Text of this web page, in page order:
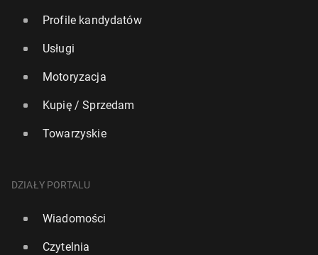
Igrzy­ska 2026: WADA zbada do­nie­sie­nia o po­więk­
Profile kandydatów
Usługi
Motoryzacja
Kupię / Sprzedam
Towarzyskie
DZIAŁY PORTALU
Wiadomości
Czytelnia